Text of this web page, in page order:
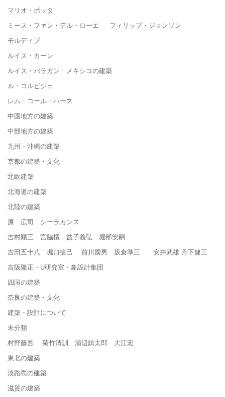
マリオ・ボッタ
ミース・ファン・デル・ローエ フィリップ・ジョンソン
モルディブ
ルイス・カーン
ルイス・バラガン メキシコの建築
ル・コルビジェ
レム・コール・ハース
中国地方の建築
中部地方の建築
九州・沖縄の建築
京都の建築・文化
北欧建築
北海道の建築
北陸の建築
原 広司 シーラカンス
吉村順三 宮脇檀 益子義弘 堀部安嗣
吉田五十八 堀口捨己 前川國男 坂倉準三 安井武雄 丹下健三
吉阪隆正・U研究室・象設計集団
四国の建築
奈良の建築・文化
建築・設計について
未分類
村野藤吾 菊竹清訓 浦辺鎮太郎 大江宏
東北の建築
淡路島の建築
滋賀の建築